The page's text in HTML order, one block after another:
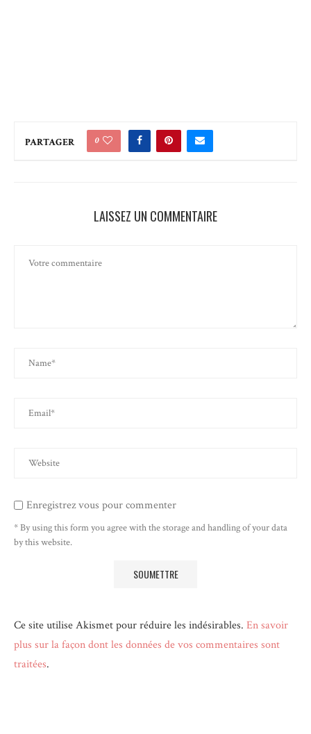
PARTAGER 0
LAISSEZ UN COMMENTAIRE
Enregistrez vous pour commenter
* By using this form you agree with the storage and handling of your data
by this website.
Ce site utilise Akismet pour réduire les indésirables. En savoir
plus sur la façon dont les données de vos commentaires sont
traitées.